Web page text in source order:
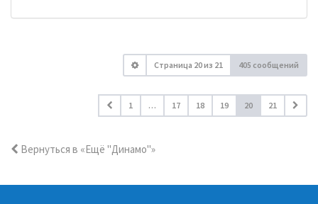
Страница 20из 21 405 сообщений
1 … 17 18 19 20 21
Вернуться в «Ещё "Динамо"»